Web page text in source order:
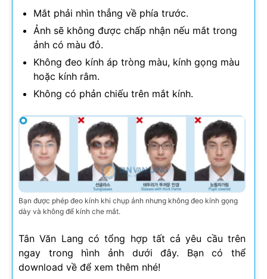
Mắt phải nhìn thẳng về phía trước.
Ảnh sẽ không được chấp nhận nếu mắt trong
ảnh có màu đỏ.
Không đeo kính áp tròng màu, kính gọng màu
hoặc kính râm.
Không có phản chiếu trên mắt kính.
Bạn được phép đeo kính khi chụp ảnh nhưng không đeo kính gọng
dày và không để kính che mắt.
Tân Văn Lang có tổng hợp tất cả yêu cầu trên
ngay trong hình ảnh dưới đây. Bạn có thể
download về để xem thêm nhé!